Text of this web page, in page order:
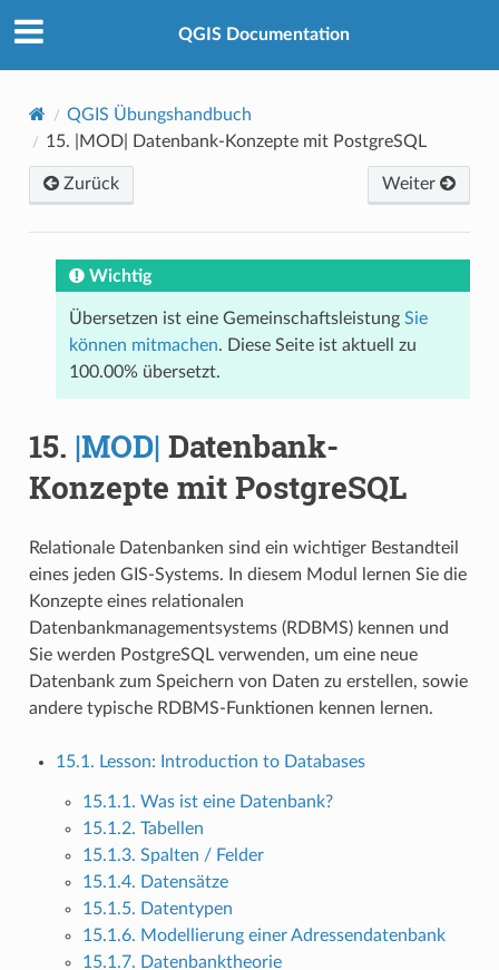
QGIS Documentation
QGIS Übungshandbuch
15.
|MOD| Datenbank-Konzepte mit PostgreSQL
Zurück Weiter
Wichtig
Übersetzen ist eine Gemeinschaftsleistung Sie
können mitmachen. Diese Seite ist aktuell zu
100.00% übersetzt.
15. |MOD| Datenbank-
Konzepte mit PostgreSQL
Relationale Datenbanken sind ein wichtiger Bestandteil
eines jeden GIS-Systems. In diesem Modul lernen Sie die
Konzepte eines relationalen
Datenbankmanagementsystems (RDBMS) kennen und
Sie werden PostgreSQL verwenden, um eine neue
Datenbank zum Speichern von Daten zu erstellen, sowie
andere typische RDBMS-Funktionen kennen lernen.
15.1. Lesson: Introduction to Databases
15.1.1. Was ist eine Datenbank?
15.1.2. Tabellen
15.1.3. Spalten / Felder
15.1.4. Datensätze
15.1.5. Datentypen
15.1.6. Modellierung einer Adressendatenbank
15.1.7. Datenbanktheorie